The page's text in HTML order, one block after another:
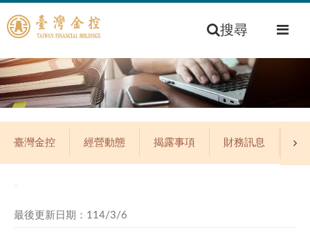
搜尋
臺灣金控 經營動態 揭露事項 財務訊息 公
最後更新日期：114/3/6